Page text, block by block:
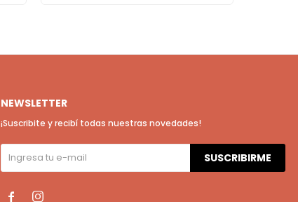
NEWSLETTER
¡Suscribite y recibí todas nuestras novedades!
SUSCRIBIRME
 